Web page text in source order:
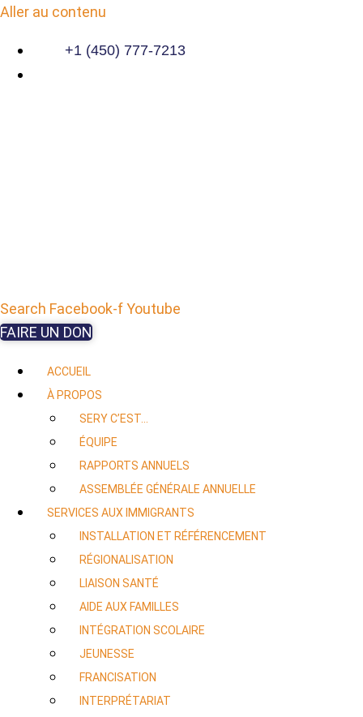
Aller au contenu
+1 (450) 777-7213
Search Facebook-fYoutube
FAIRE UN DON
ACCUEIL
À PROPOS
SERY C’EST…
ÉQUIPE
RAPPORTS ANNUELS
ASSEMBLÉE GÉNÉRALE ANNUELLE
SERVICES AUX IMMIGRANTS
INSTALLATION ET RÉFÉRENCEMENT
RÉGIONALISATION
LIAISON SANTÉ
AIDE AUX FAMILLES
INTÉGRATION SCOLAIRE
JEUNESSE
FRANCISATION
INTERPRÉTARIAT